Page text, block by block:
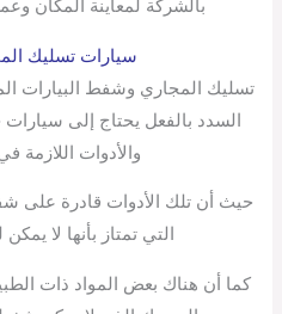
بالشركة لمعاينة المكان
سيارات تسليك
تسليك المجاري وشفط البيارات
السدد بالفعل يحتاج إلى
والأدوات اللازمة
حيث أن تلك الأدوات قادرة على
التي تمتاز بأنها لا
كما أن هناك بعض المواد ذات